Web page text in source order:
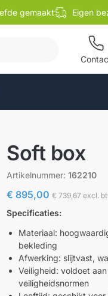
gemaakt Eigen
Soft box
Artikelnummer:162210
€ 895,00 € 739,67 excl.
Specificaties:
Materiaal:
bekleding
Afwerking: slijtvast,
Veiligheid: voldoet
veiligheidsnormen